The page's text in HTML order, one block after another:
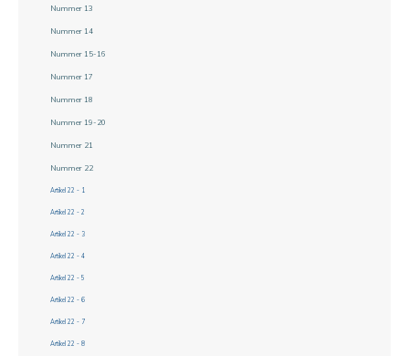
Nummer 13
Nummer 14
Nummer 15-16
Nummer 17
Nummer 18
Nummer 19-20
Nummer 21
Nummer 22
Artikel 22 - 1
Artikel 22 - 2
Artikel 22 - 3
Artikel 22 - 4
Artikel 22 - 5
Artikel 22 - 6
Artikel 22 - 7
Artikel 22 - 8